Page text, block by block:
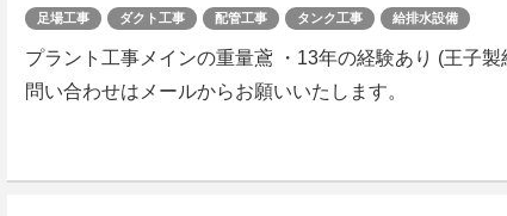
足場工事 ダクト工事 配管工事 タンク工事 給排水設備
プラント工事メインの重量鳶 ・13年の経験あり (王子
問い合わせはメールからお願いいたします。